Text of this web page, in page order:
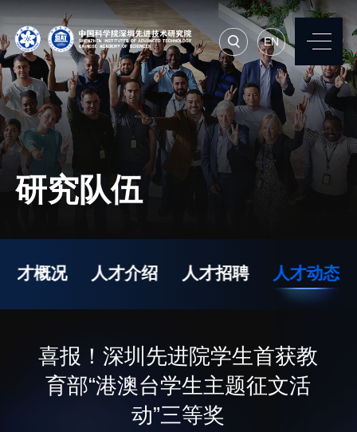
EN
常用系统 人才招聘 联系我们 EN
机构简介
院长寄语
统计数据
研究机构
先进集成技术研究所
生物医学与健康工程研
生物医药与技术研究所
脑认知与脑疾病研究所
合成生物学研究所
研究队伍
人才概况 人才介绍 人才招聘 人才动态
喜报！深圳先进院学生首获教
育部“港澳台学生主题征文活
动”三等奖